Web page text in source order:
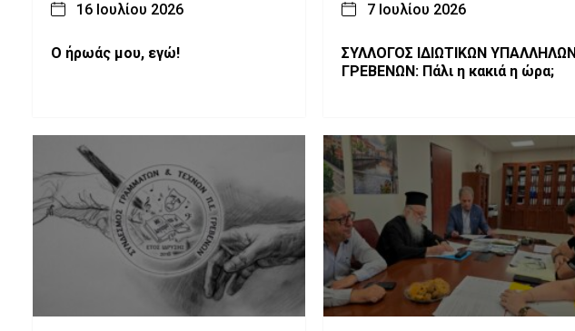
16 Ιουλίου 2026
Ο ήρωάς μου, εγώ!
7 Ιουλίου 2026
ΣΥΛΛΟΓΟΣ ΙΔΙΩΤΙΚΩΝ ΥΠΑΛΛΗΛΩΝ
ΓΡΕΒΕΝΩΝ: Πάλι η κακιά η ώρα;